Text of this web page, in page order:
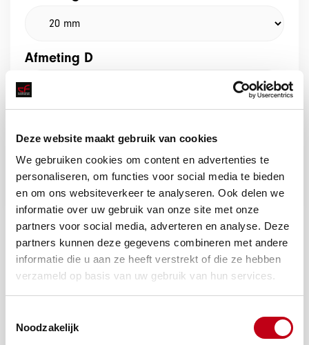
Deze website maakt gebruik van cookies
We gebruiken cookies om content en advertenties te
personaliseren, om functies voor social media te bieden
en om ons websiteverkeer te analyseren. Ook delen we
informatie over uw gebruik van onze site met onze
partners voor social media, adverteren en analyse. Deze
partners kunnen deze gegevens combineren met andere
informatie die u aan ze heeft verstrekt of die ze hebben
verzameld op basis van uw gebruik van hun services.
Noodzakelijk
Afmeting D
Offerte aanvragen